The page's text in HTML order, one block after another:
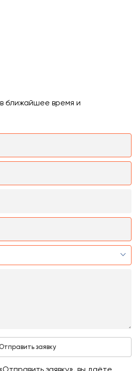
ближайшее время и